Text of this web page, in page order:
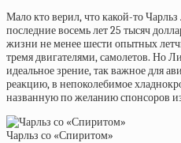
Мало кто верил, что какой-то
последние восемь лет 25 тысяч
жизни не менее шести опытных
тремя двигателями, самолетов. Но
идеальное зрение, так важное для
реакцию, в непоколебимое
названную по желанию спонсоров
Чарльз со «Спиритом»